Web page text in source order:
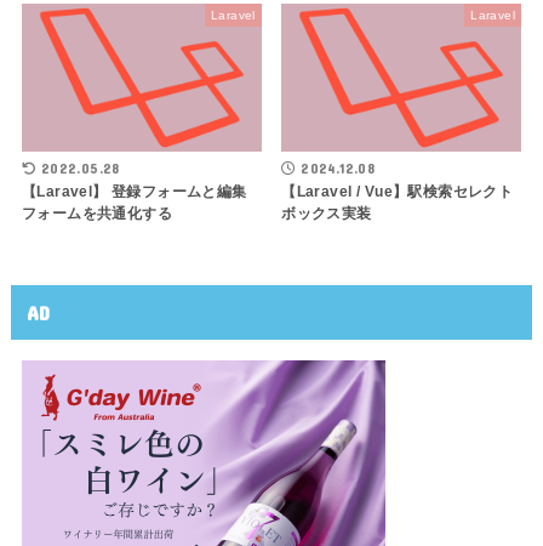
Laravel
2022.05.28
【Laravel】 登録フォームと編集
フォームを共通化する
Laravel
2024.12.08
【Laravel / Vue】駅検索セレクト
ボックス実装
AD